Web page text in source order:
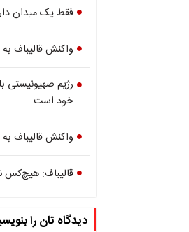
فقط یک میدان
واکنش قالیباف به
رژیم صهیونیستی
خود است
واکنش قالیباف
قالیباف: هیچ‌کس
دیدگاه تان را